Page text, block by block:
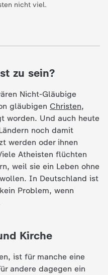
nicht viel.
zu sein?
Nicht-Gläubige
gläubigen Christen,
worden. Und auch heute
noch damit
werden oder ihnen
Atheisten flüchten
weil sie ein Leben ohne
In Deutschland ist
Problem, wenn
Kirche
ist für manche eine
andere dagegen ein